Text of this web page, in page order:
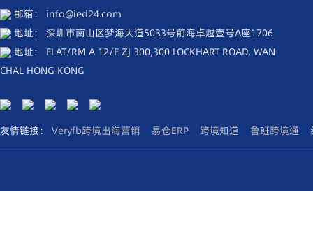
邮箱： info@ied24.com
地址： 深圳市南山区梦海大道5033号前海卓越壹号A座1706
地址： FLAT/RM A 12/F ZJ 300,300 LOCKHART ROAD, WAN
CHAL HONG KONG
友情链接： Veryfb跨境出海营销 易仓ERP 跨境知道 鲁班跨境通